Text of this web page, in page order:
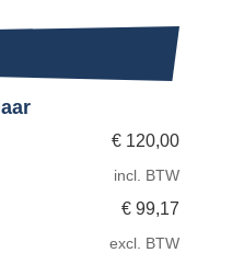
€ 120,00
incl. BTW
€ 99,17
excl. BTW